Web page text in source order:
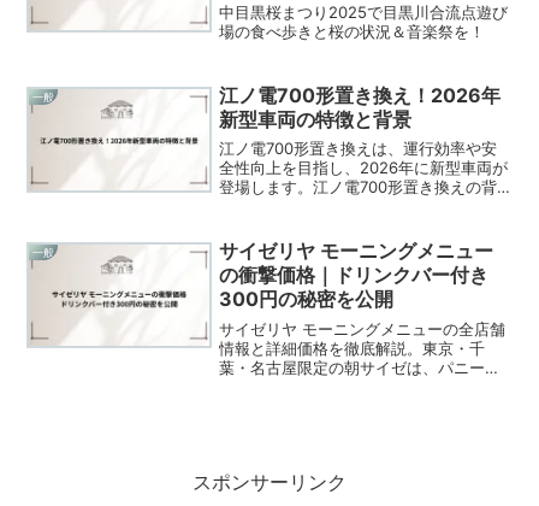
中目黒桜まつり2025で目黒川合流点遊び
場の食べ歩きと桜の状況＆音楽祭を！
一般
江ノ電700形置き換え！2026年
新型車両の特徴と背景
江ノ電700形置き換えは、運行効率や安
全性向上を目指し、2026年に新型車両が
登場します。江ノ電700形置き換えの背
一般
サイゼリヤ モーニングメニュー
の衝撃価格｜ドリンクバー付き
300円の秘密を公開
サイゼリヤ モーニングメニューの全店舗
情報と詳細価格を徹底解説。東京・千
葉・名古屋限定の朝サイゼは、パニーニ
スポンサーリンク